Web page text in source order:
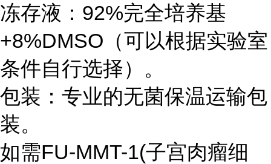
冻存液：92%完全培养基
+8%DMSO（可以根据实验室
条件自行选择）。
包装：专业的无菌保温运输包
装。
如需FU-MMT-1(子宫肉瘤细